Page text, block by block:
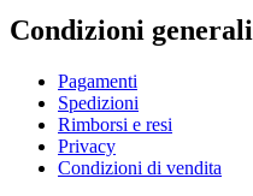
Condizioni generali
Pagamenti
Spedizioni
Rimborsi e resi
Privacy
Condizioni di vendita